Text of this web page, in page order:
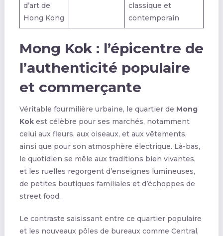
d’art de
Hong Kong
classique et
contemporain
Mong Kok : l’épicentre de
l’authenticité populaire
et commerçante
Véritable fourmilière urbaine, le quartier de Mong
Kokest célèbre pour ses marchés, notamment
celui aux fleurs, aux oiseaux, et aux vêtements,
ainsi que pour son atmosphère électrique. Là-bas,
le quotidien se mêle aux traditions bien vivantes,
et les ruelles regorgent d’enseignes lumineuses,
de petites boutiques familiales et d’échoppes de
street food.
Le contraste saisissant entre ce quartier populaire
et les nouveaux pôles de bureaux comme Central,